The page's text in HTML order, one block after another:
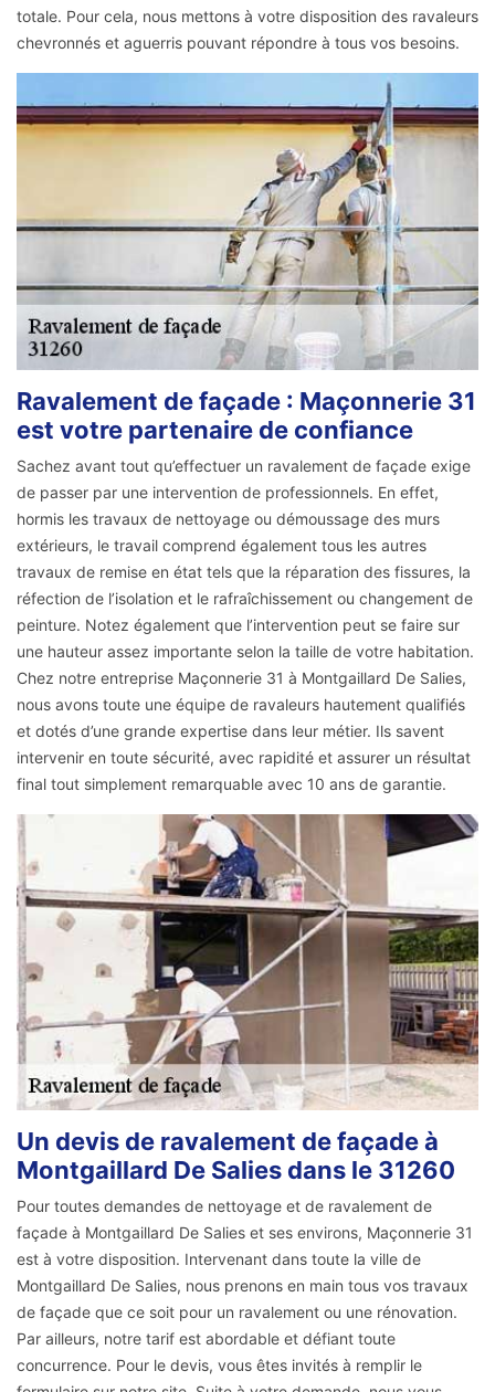
totale. Pour cela, nous mettons à votre disposition des ravaleurs
chevronnés et aguerris pouvant répondre à tous vos besoins.
Ravalement de façade : Maçonnerie 31
est votre partenaire de confiance
Sachez avant tout qu’effectuer un ravalement de façade exige
de passer par une intervention de professionnels. En effet,
hormis les travaux de nettoyage ou démoussage des murs
extérieurs, le travail comprend également tous les autres
travaux de remise en état tels que la réparation des fissures, la
réfection de l’isolation et le rafraîchissement ou changement de
peinture. Notez également que l’intervention peut se faire sur
une hauteur assez importante selon la taille de votre habitation.
Chez notre entreprise Maçonnerie 31 à Montgaillard De Salies,
nous avons toute une équipe de ravaleurs hautement qualifiés
et dotés d’une grande expertise dans leur métier. Ils savent
intervenir en toute sécurité, avec rapidité et assurer un résultat
final tout simplement remarquable avec 10 ans de garantie.
Un devis de ravalement de façade à
Montgaillard De Salies dans le 31260
Pour toutes demandes de nettoyage et de ravalement de
façade à Montgaillard De Salies et ses environs, Maçonnerie 31
est à votre disposition. Intervenant dans toute la ville de
Montgaillard De Salies, nous prenons en main tous vos travaux
de façade que ce soit pour un ravalement ou une rénovation.
Par ailleurs, notre tarif est abordable et défiant toute
concurrence. Pour le devis, vous êtes invités à remplir le